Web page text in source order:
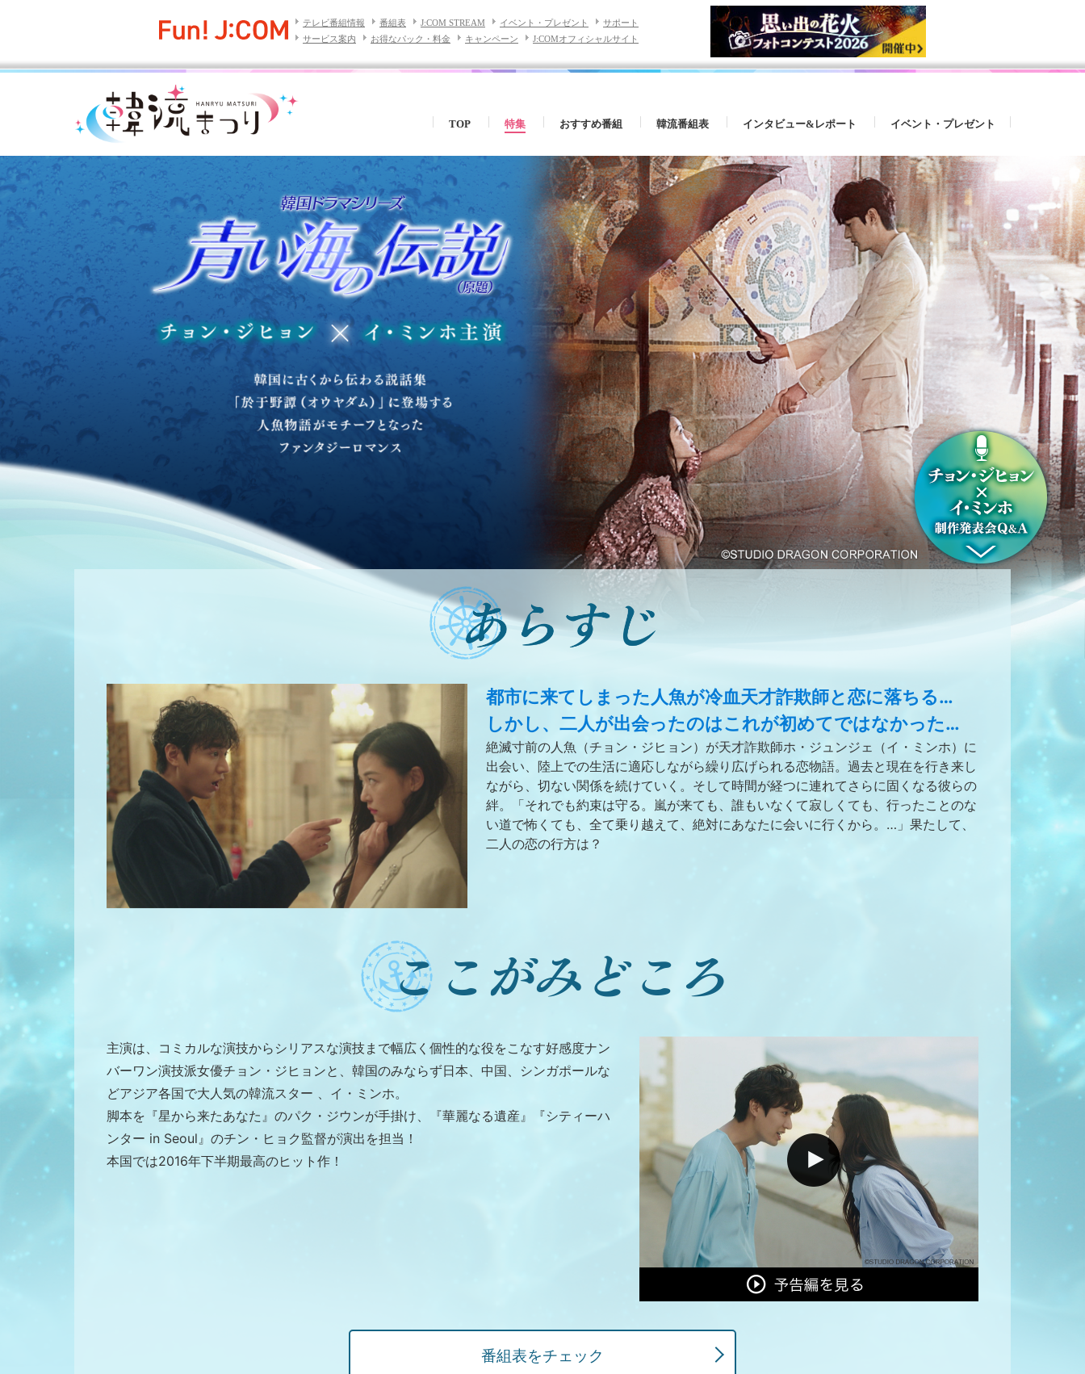
テレビ番組情報 番組表 J:COM STREAM イベント・プレゼント
サポート
サービス案内
お得なパック・料金 キャンペーン J:COMオフィシャルサイト
TOP 特集 おすすめ番組 韓流番組表 インタビュー&レポート イベント・プレゼント
都市に来てしまった人魚が冷血天才詐欺師と恋に落ちる…
しかし、二人が出会ったのはこれが初めてではなかった…
絶滅寸前の人魚（チョン・ジヒョン）が天才詐欺師ホ・ジュンジェ（イ・ミンホ）に
出会い、陸上での生活に適応しながら繰り広げられる恋物語。過去と現在を行き来し
ながら、切ない関係を続けていく。そして時間が経つに連れてさらに固くなる彼らの
絆。「それでも約束は守る。嵐が来ても、誰もいなくて寂しくても、行ったことのな
い道で怖くても、全て乗り越えて、絶対にあなたに会いに行くから。…」果たして、
二人の恋の行方は？
主演は、コミカルな演技からシリアスな演技まで幅広く個性的な役をこなす好感度ナン
バーワン演技派女優チョン・ジヒョンと、韓国のみならず日本、中国、シンガポールな
どアジア各国で大人気の韓流スター 、イ・ミンホ。
脚本を『星から来たあなた』のパク・ジウンが手掛け、『華麗なる遺産』『シティーハ
ンター in Seoul』のチン・ヒョク監督が演出を担当！
本国では2016年下半期最高のヒット作！
番組表をチェック